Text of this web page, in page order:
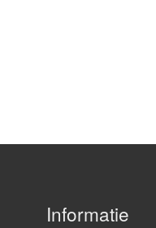
Informatie